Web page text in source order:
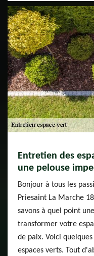
Entretien des
une pelouse
Bonjour à tous les
Priesaint La Marche
savons à quel point
transformer votre
de paix. Voici
espaces verts. Tout